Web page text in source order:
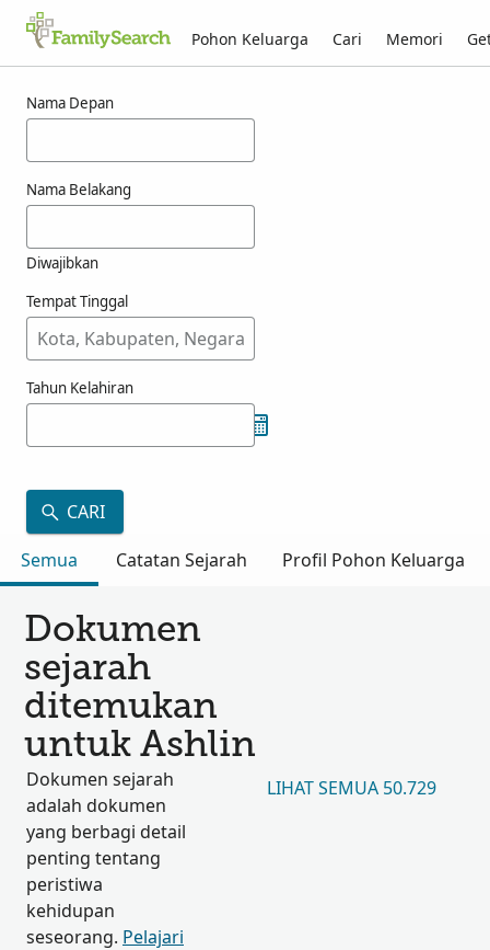
Pohon Keluarga Cari Memori
Nama Depan
Nama Belakang
Diwajibkan
Tempat Tinggal
Tahun Kelahiran
CARI
Semua
Catatan Sejarah Profil Pohon Keluarga
Dokumen
sejarah
ditemukan
untuk Ashlin
Dokumen sejarah
adalah dokumen
yang berbagi detail
penting tentang
peristiwa
kehidupan
seseorang. Pelajari
LIHAT SEMUA 50.729